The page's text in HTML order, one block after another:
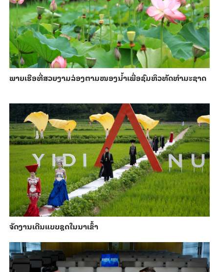
ພາຍ​ເຮືອທີ່​ສວຍ​ງາມ​ລ່ອງ​ຕາມ​​ໜອງນ້ຳ​​ເພື່ອ​ຊົມ​ທິວ​ທັດ​ທຳ​ມະ​ຊາດ
ຈັດງານເດີນແບບຊຸດໃນນາເຂົ້າ